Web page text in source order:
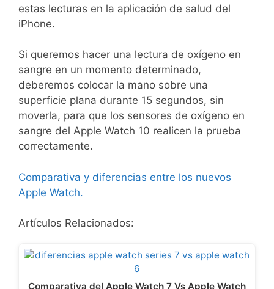
estas lecturas en la aplicación de salud del
iPhone.
Si queremos hacer una lectura de oxígeno en
sangre en un momento determinado,
deberemos colocar la mano sobre una
superficie plana durante 15 segundos, sin
moverla, para que los sensores de oxígeno en
sangre del Apple Watch 10 realicen la prueba
correctamente.
Comparativa y diferencias entre los nuevos
Apple Watch.
Artículos Relacionados:
Comparativa del Apple Watch 7 Vs Apple Watch